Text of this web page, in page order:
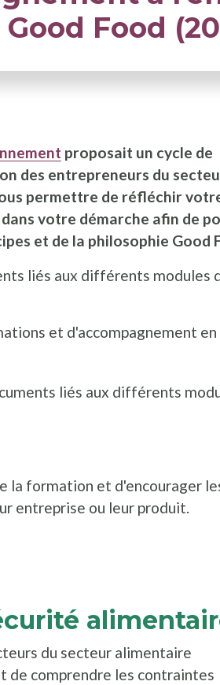
Good Food
proposait un cycle de
des entrepreneurs du
permettre de réfléchir
votre démarche afin de
et de la philosophie Good
liés aux différents modules
et d'accompagnement en
liés aux différents
la formation et d'encourager
entreprise ou leur produit.
fenêtre
fenêtre
du secteur alimentaire
de comprendre les contraintes